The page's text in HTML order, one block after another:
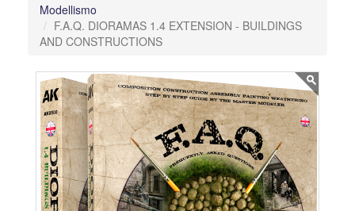
Modellismo
F.A.Q. DIORAMAS 1.4 EXTENSION - BUILDINGS
AND CONSTRUCTIONS